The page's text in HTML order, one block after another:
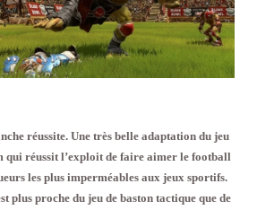
réussite. Une très belle adaptation du jeu
qui réussit l’exploit de faire aimer le football
les plus imperméables aux jeux sportifs.
plus proche du jeu de baston tactique que de